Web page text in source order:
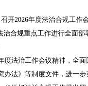
2026年度法治合规工作
治合规重点工作进行全面
治工作会议精神，全面
法》等制度文件，进一